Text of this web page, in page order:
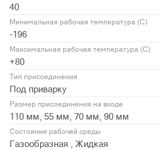
40
Минимальная рабочая температура (С)
-196
Максимальная рабочая температура (С)
+80
Тип присоединения
Под приварку
Размер присоединения на входе
110 мм, 55 мм, 70 мм, 90 мм
Состояние рабочей среды
Газообразная , Жидкая